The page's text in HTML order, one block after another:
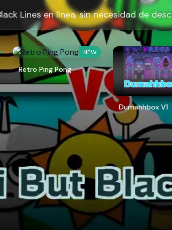
Lines en línea, sin necesidad de
NEW
Retro Ping Pong
Dumahhbox V1